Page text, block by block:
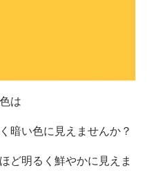
は
暗い色に見えませんか？
ど明るく鮮やかに見えま